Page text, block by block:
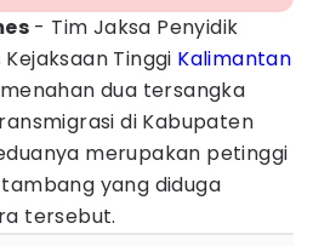
- Tim Jaksa Penyidik
Tinggi Kalimantan
dua tersangka
di Kabupaten
merupakan petinggi
yang diduga
tersebut.